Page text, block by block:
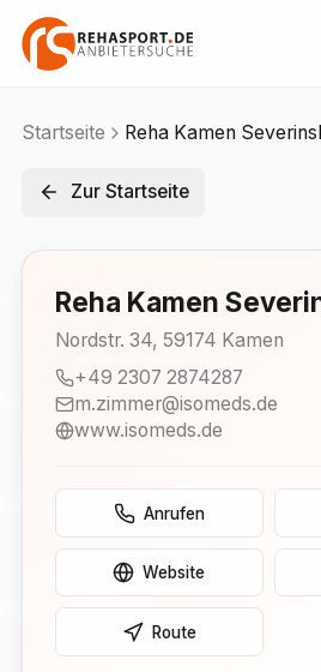
Startseite Reha Kamen
Zur Startseite
Reha Kamen
Nordstr. 34, 59174 Kamen
+49 2307 2874287
m.zimmer@isomeds.de
www.isomeds.de
Anrufen
Website
Route